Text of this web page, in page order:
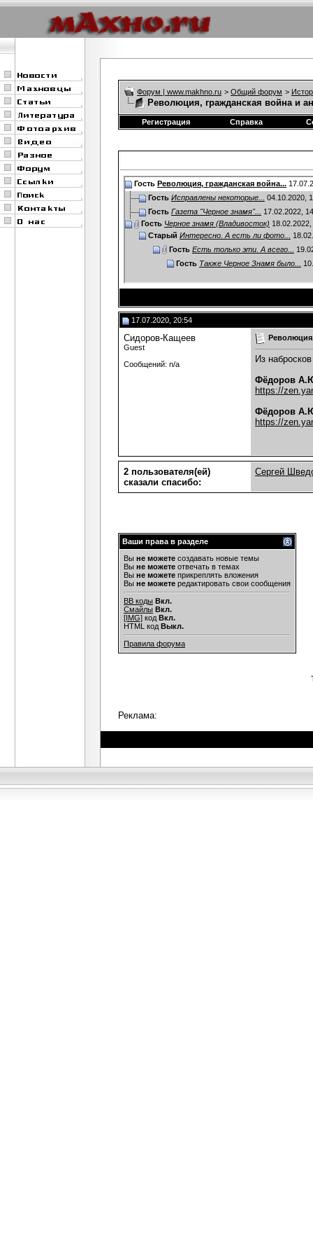
Форум | www.makhno.ru > Общий форум >
Революция, гражданская война и
Регистрация Справка
Гость Революция, гражданская война...
Гость Исправлены некоторые... 04.10.2020,
Гость Газета "Черное знамя"... 17.02.2022,
Гость Черное знамя (Владивосток) 18.02.2022,
Старый Интересно. А есть ли фото...
Гость Есть только эти. А всего...
Гость Также Черное Знамя было...
17.07.2020, 20:54
Сидоров-Кащеев
Guest
Сообщений: n/a
Из набросков
Фёдоров
https://
Фёдоров
https://
2 пользователя(ей)
сказали cпасибо:
Сергей
Ваши права в разделе
Вы не можете создавать новые темы
Вы не можете отвечать в темах
Вы не можете прикреплять вложения
Вы не можете редактировать свои сообщения
BB коды Вкл.
Смайлы Вкл.
[IMG] код Вкл.
HTML код Выкл.
Правила форума
Реклама: